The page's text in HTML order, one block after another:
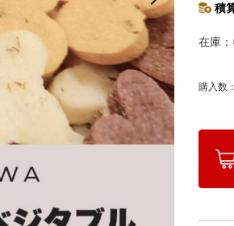
積
在庫
購入数